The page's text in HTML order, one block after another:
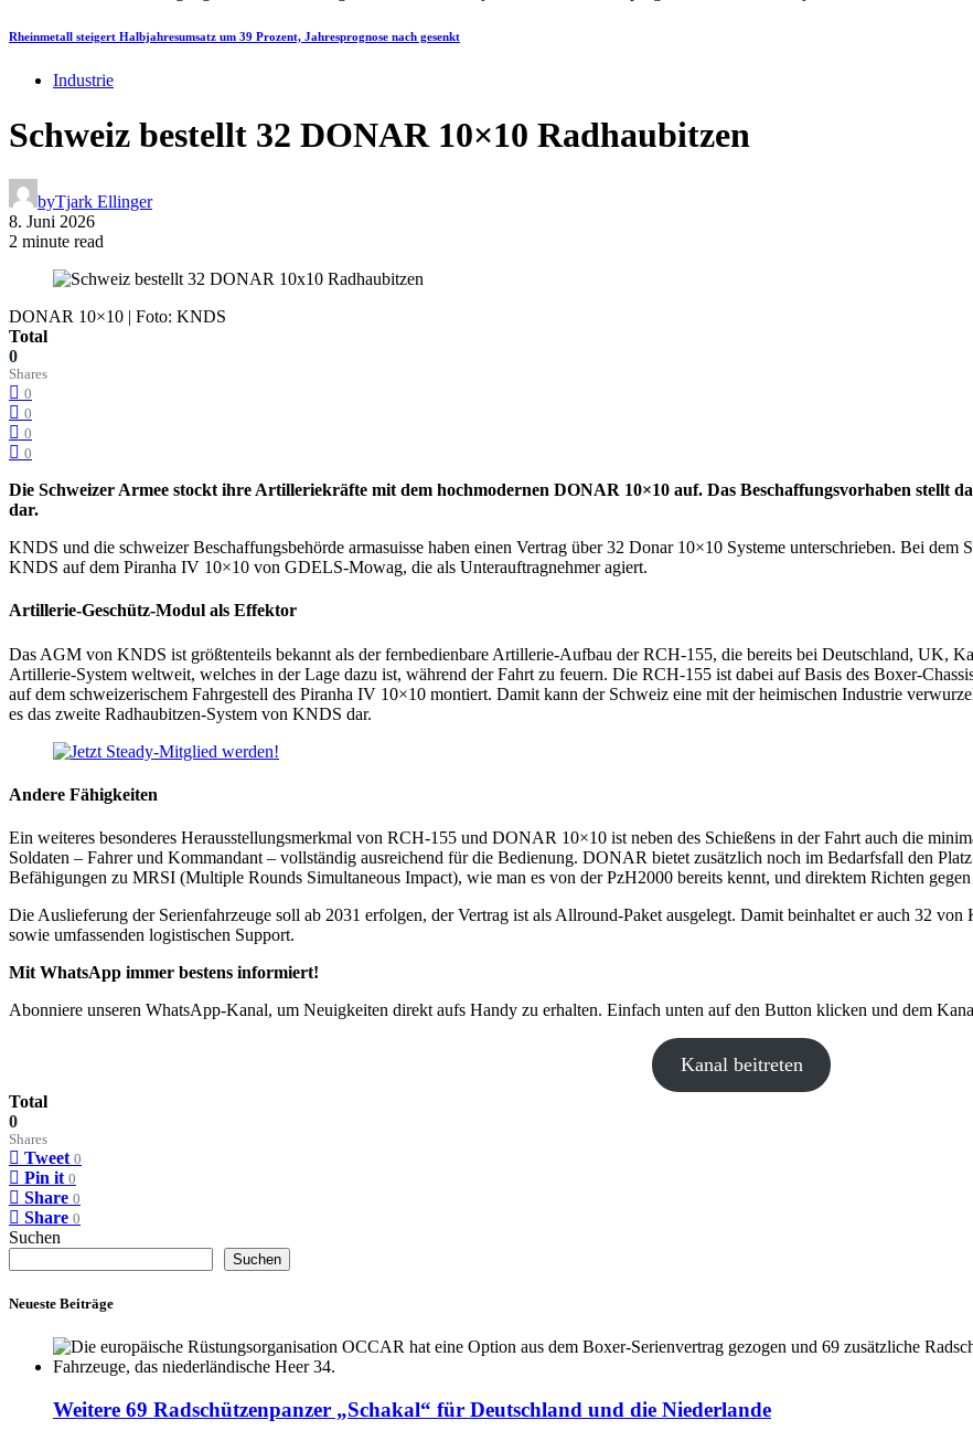
Rheinmetall steigert Halbjahresumsatz um 39 Prozent, Jahresprognose nach gesenkt
Industrie
Schweiz bestellt 32 DONAR 10×10 Radhaubitzen
byTjark Ellinger
8. Juni 2026
2 minute read
DONAR 10×10 | Foto: KNDS
Total
0
Shares
0
0
0
0
Die Schweizer Armee stockt ihre Artilleriekräfte mit dem hochmodernen DONAR 10×10 auf. Das Beschaffungsvorhaben stellt
dar.
KNDS und die schweizer Beschaffungsbehörde armasuisse haben einen Vertrag über 32 Donar 10×10 Systeme unterschrieben. Bei
KNDS auf dem Piranha IV 10×10 von GDELS-Mowag, die als Unterauftragnehmer agiert.
Artillerie-Geschütz-Modul als Effektor
Das AGM von KNDS ist größtenteils bekannt als der fernbedienbare Artillerie-Aufbau der RCH-155, die bereits bei Deutschland, UK,
Artillerie-System weltweit, welches in der Lage dazu ist, während der Fahrt zu feuern. Die RCH-155 ist dabei auf Basis des Boxer-
auf dem schweizerischem Fahrgestell des Piranha IV 10×10 montiert. Damit kann der Schweiz eine mit der heimischen Industrie
es das zweite Radhaubitzen-System von KNDS dar.
Andere Fähigkeiten
Ein weiteres besonderes Herausstellungsmerkmal von RCH-155 und DONAR 10×10 ist neben des Schießens in der Fahrt auch die
Soldaten – Fahrer und Kommandant – vollständig ausreichend für die Bedienung. DONAR bietet zusätzlich noch im Bedarfsfall den
Befähigungen zu MRSI (Multiple Rounds Simultaneous Impact), wie man es von der PzH2000 bereits kennt, und direktem Richten
Die Auslieferung der Serienfahrzeuge soll ab 2031 erfolgen, der Vertrag ist als Allround-Paket ausgelegt. Damit beinhaltet er auch 32
sowie umfassenden logistischen Support.
Mit WhatsApp immer bestens informiert!
Abonniere unseren WhatsApp-Kanal, um Neuigkeiten direkt aufs Handy zu erhalten. Einfach unten auf den Button klicken und dem
Kanal beitreten
Total
0
Shares
Tweet 0
Pin it 0
Share 0
Share 0
Suchen
Suchen
Neueste Beiträge
Weitere 69 Radschützenpanzer „Schakal“ für Deutschland und die Niederlande